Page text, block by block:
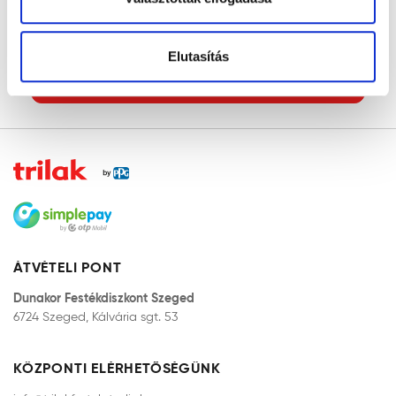
Elutasítás
Parkolás
KEZDŐLAP
ÁTVÉTELI PONT
Dunakor Festékdiszkont Szeged
6724 Szeged, Kálvária sgt. 53
KÖZPONTI ELÉRHETŐSÉGÜNK